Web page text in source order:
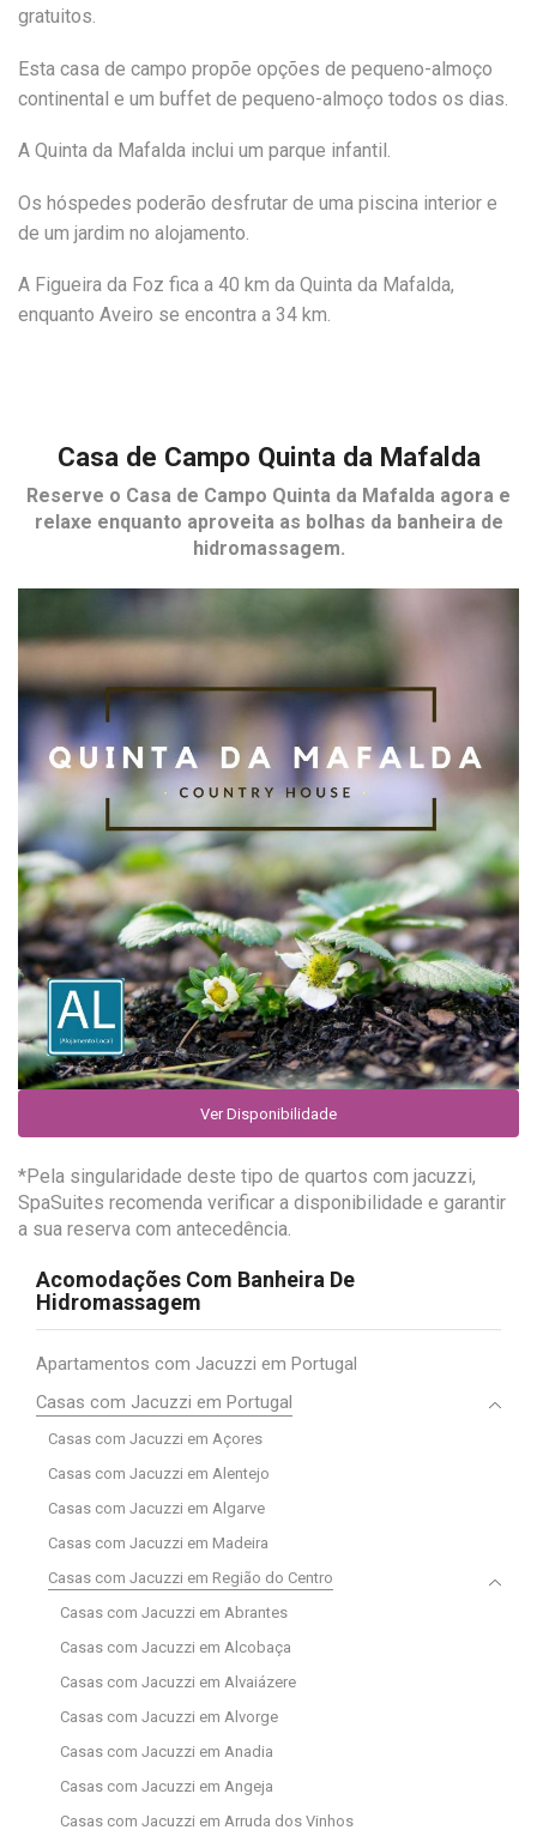
gratuitos.
Esta casa de campo propõe opções de pequeno-almoço
continental e um buffet de pequeno-almoço todos os dias.
A Quinta da Mafalda inclui um parque infantil.
Os hóspedes poderão desfrutar de uma piscina interior e
de um jardim no alojamento.
A Figueira da Foz fica a 40 km da Quinta da Mafalda,
enquanto Aveiro se encontra a 34 km.
Casa de Campo Quinta da Mafalda
Reserve o Casa de Campo Quinta da Mafalda agora e
relaxe enquanto aproveita as bolhas da banheira de
hidromassagem.
Ver Disponibilidade
*Pela singularidade deste tipo de quartos com jacuzzi,
SpaSuites recomenda verificar a disponibilidade e garantir
a sua reserva com antecedência.
Acomodações Com Banheira De
Hidromassagem
Apartamentos com Jacuzzi em Portugal
Casas com Jacuzzi em Portugal
Casas com Jacuzzi em Açores
Casas com Jacuzzi em Alentejo
Casas com Jacuzzi em Algarve
Casas com Jacuzzi em Madeira
Casas com Jacuzzi em Região do Centro
Casas com Jacuzzi em Abrantes
Casas com Jacuzzi em Alcobaça
Casas com Jacuzzi em Alvaiázere
Casas com Jacuzzi em Alvorge
Casas com Jacuzzi em Anadia
Casas com Jacuzzi em Angeja
Casas com Jacuzzi em Arruda dos Vinhos